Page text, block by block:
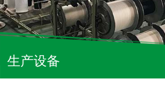
生产设备